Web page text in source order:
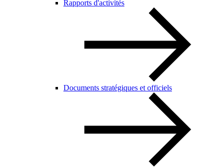
Rapports d'activités
Documents stratégiques et officiels